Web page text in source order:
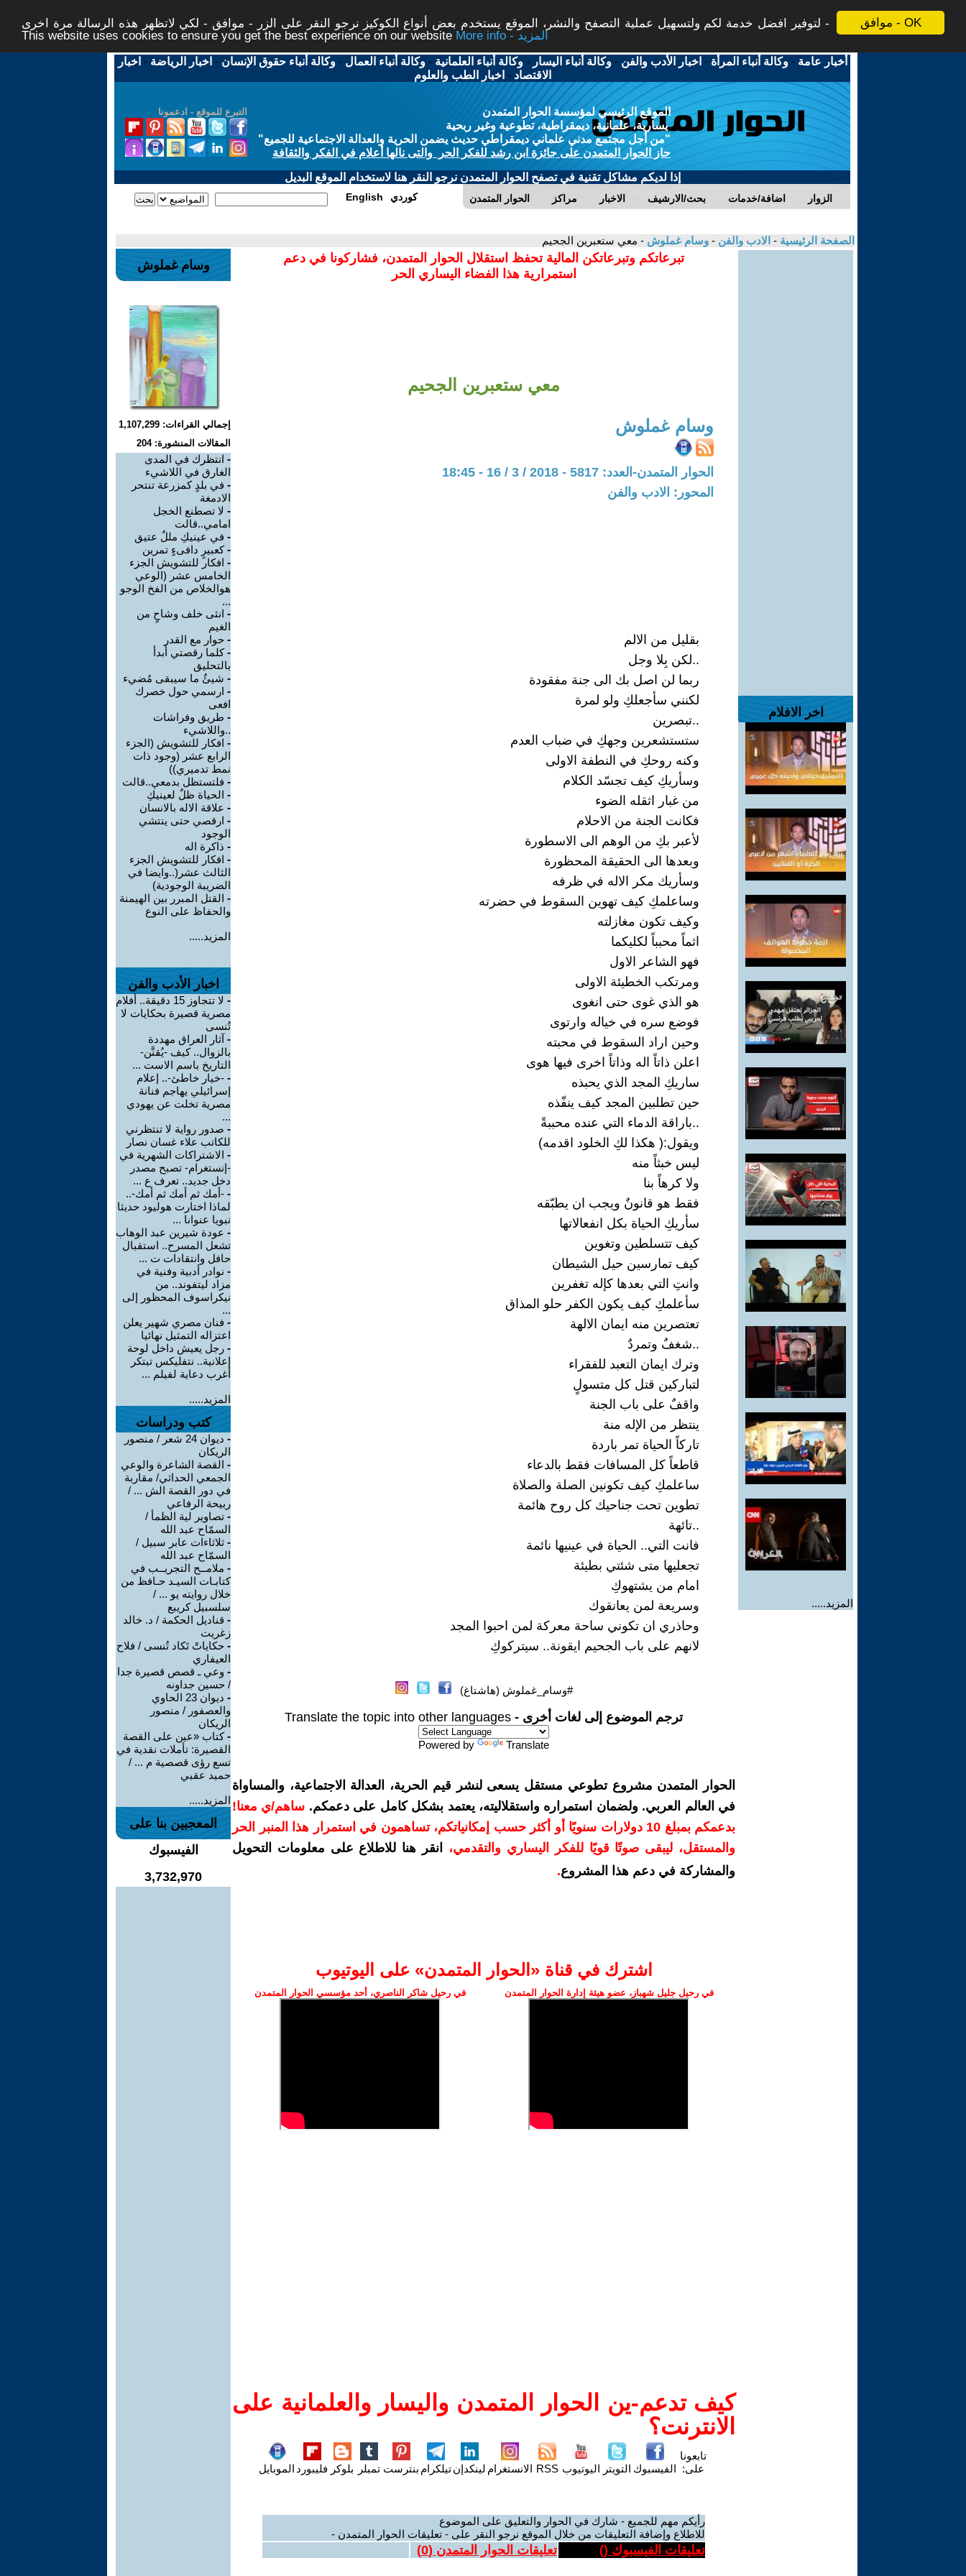
موافق - OK
لتوفير افضل خدمة لكم ولتسهيل عملية التصفح والنشر، الموقع يستخدم بعض أنواع الكوكيز نرجو النقر على الزر - موافق - لكي لاتظهر هذه الرسالة مرة اخرى -
This website uses cookies to ensure you get the best experience on our website
More info - المزيد
أخبار عامة -وكالة أنباء المرأة - اخبار الأدب والفن -وكالة أنباء اليسار -وكالة أنباء العلمانية -وكالة أنباء العمال -وكالة أنباء حقوق الإنسان - اخبار الرياضة - اخبار
الاقتصاد - اخبار الطب والعلوم
التبرع للموقع - ادعمونا
الموقع الرئيسي لمؤسسة الحوار المتمدن
يسارية، علمانية، ديمقراطية، تطوعية وغير ربحية
"من أجل مجتمع مدني علماني ديمقراطي حديث يضمن الحرية والعدالة الاجتماعية للجميع"
حاز الحوار المتمدن على جائزة ابن رشد للفكر الحر والتى نالها أعلام في الفكر والثقافة
إذا لديكم مشاكل تقنية في تصفح الحوار المتمدن نرجو النقر هنا لاستخدام الموقع البديل
الحوار المتمدن مراكز الاخبار بحث/الارشيف اضافة/خدمات الزوار English كوردي
الصفحة الرئيسية - الادب والفن - وسام غملوش - معي ستعبرين الجحيم
اخر الافلام
المزيد.....
تبرعاتكم وتبرعاتكن المالية تحفظ استقلال الحوار المتمدن، فشاركونا في دعم
استمرارية هذا الفضاء اليساري الحر
معي ستعبرين الجحيم
وسام غملوش
الحوار المتمدن-العدد: 5817 - 2018 / 3 / 16 - 18:45
المحور: الادب والفن
بقليل من الالم
..لكن بِلا وجل
ربما لن اصل بك الى جنة مفقودة
لكنني سأجعلكِ ولو لمرة
..تبصرين
ستستشعرين وجهكِ في ضباب العدم
وكنه روحكِ في النطفة الاولى
وسأريكِ كيف تجسّد الكلام
من غبار اثقله الضوء
فكانت الجنة من الاحلام
لأعبر بكِ من الوهم الى الاسطورة
وبعدها الى الحقيقة المحظورة
وسأريك مكر الاله في ظرفه
وساعلمكِ كيف تهوين السقوط في حضرته
وكيف تكون مغازلته
اثماً محبباً لكليكما
فهو الشاعر الاول
ومرتكب الخطيئة الاولى
هو الذي غوى حتى انغوى
فوضع سره في خياله وارتوى
وحين اراد السقوط في محبته
اعلن ذاتاً اله وذاتاً اخرى فيها هوى
ساريكِ المجد الذي يحبذه
حين تطلبين المجد كيف ينفّذه
..باراقة الدماء التي عنده محببةً
ويقول:( هكذا لكِ الخلود اقدمه)
ليس خبثاً منه
ولا كرهاً بنا
فقط هو قانونٌ ويجب ان يطبّقه
سأريكِ الحياة بكل انفعالاتها
كيف تتسلطين وتغوين
كيف تمارسين حيل الشيطان
وانتِ التي بعدها كإله تغفرين
سأعلمكِ كيف يكون الكفر حلو المذاق
تعتصرين منه ايمان الالهة
..شغفٌ وتمردٌ
وترك ايمان التعبد للفقراء
لتباركين قتل كل متسولٍ
واقفٌ على باب الجنة
ينتظر من الإله منة
تاركاً الحياة تمر باردة
قاطعاً كل المسافات فقط بالدعاء
ساعلمكِ كيف تكونين الصلة والصلاة
تطوين تحت جناحيك كل روح هائمة
..تائهة
فانت التي.. الحياة في عينيها نائمة
تجعليها متى شئتي بطيئة
امام من يشتهوكِ
وسريعة لمن يعانقوك
وحاذري ان تكوني ساحة معركة لمن احبوا المجد
لانهم على باب الجحيم ايقونة.. سيتركوكِ
#وسام_غملوش (هاشتاغ)
ترجم الموضوع إلى لغات أخرى - Translate the topic into other languages
Powered by Translate
الحوار المتمدن مشروع تطوعي مستقل يسعى لنشر قيم الحرية، العدالة الاجتماعية، والمساواة
في العالم العربي. ولضمان استمراره واستقلاليته، يعتمد بشكل كامل على دعمكم. ساهم/ي معنا!
بدعمكم بمبلغ 10 دولارات سنويًا أو أكثر حسب إمكانياتكم، تساهمون في استمرار هذا المنبر الحر
والمستقل، ليبقى صوتًا قويًا للفكر اليساري والتقدمي،
انقر هنا للاطلاع على معلومات التحويل
والمشاركة في دعم هذا المشروع.
اشترك في قناة ‫«الحوار المتمدن» على اليوتيوب
في رحيل جليل شهباز، عضو هيئة إدارة الحوار المتمدن في رحيل شاكر الناصري، أحد مؤسسي الحوار المتمدن
كيف تدعم-ين الحوار المتمدن واليسار والعلمانية على
الانترنت؟
تابعونا
على: الفيسبوك التويتر اليوتيوب RSS الانستغرام لينكدإنتيلكرام بنترست تمبلر بلوكر فليبورد الموبايل
رأيكم مهم للجميع - شارك في الحوار والتعليق على الموضوع
للاطلاع وإضافة التعليقات من خلال الموقع نرجو النقر على - تعليقات الحوار المتمدن -
تعليقات الفيسبوك () تعليقات الحوار المتمدن (0
)
وسام غملوش
إجمالي القراءات: 1,107,299
المقالات المنشورة: 204
- انتظرك في المدى
الغارق في اللاشيء
- في بلدٍ كمزرعة تنتحر
الادمغة
- لا تصطنع الخجل
امامي..قالت
- في عينيكِ مللٌ عتيق
-كعبيرٍ دافىءٍ تمرين
- افكار للتشويش الجزء
الخامس عشر (الوعي
هوالخلاص من الفخ الوجو
...
- انثى خلف وشاحٍ من
الغيم
- حوار مع القدر
-كلما رقصتي أبدأ
بالتحليق
- شيئٌ ما سيبقى مُضيء
- ارسمي حول خصرك
افعى
- طريق وفراشات
..واللاشيء
- افكار للتشويش (الجزء
الرابع عشر (وجود ذات
نمط تدميري))
- فلتستظل بدمعي..قالت
- الحياة ظلٌ لعينيكِ
- علاقة الاله بالانسان
- ارقصي حتى ينتشي
الوجود
- ذاكرة اله
- افكار للتشويش الجزء
الثالث عشر(..وايضا في
الضريبة الوجودية)
- القتل المبرر بين الهيمنة
والحفاظ على النوع
المزيد.....
اخبار الأدب والفن
-
لا تتجاوز 15 دقيقة.. أفلام
مصرية قصيرة بحكايات لا
تُنسى
- آثار العراق مهددة
بالزوال.. كيف -يُقنَّن-
التاريخ باسم الاست ...
- -خيار خاطئ-.. إعلام
إسرائيلي يهاجم فنانة
مصرية تخلت عن يهودي
...
- صدور رواية لا تنتظرني
للكاتب علاء غسان نصار
- الاشتراكات الشهرية في
-إنستغرام- تصبح مصدر
دخل جديد.. تعرف ع ...
- -أمك ثم أمك ثم أمك-..
لماذا اختارت هوليود حديثا
نبويا عنوانا ...
- عودة شيرين عبد الوهاب
تشعل المسرح.. استقبال
حافل وانتقادات ت ...
- نوادر أدبية وفنية في
مزاد ليتفوند.. من
نيكراسوف المحظور إلى
...
- فنان مصري شهير يعلن
اعتزاله التمثيل نهائيا
- رجل يعيش داخل لوحة
إعلانية.. نتفليكس تبتكر
أغرب دعاية لفيلم ...
المزيد.....
كتب ودراسات
-
ديوان 24 شعر / منصور
الريكان
- القصة الشاعرة والوعي
الجمعي الحداثي/ مقاربة
في دور القصة الش ... /
ربيحة الرفاعي
- تصاوير لية الظمأ /
السمّاح عبد الله
- ثلاثاءات عابر سبيل /
السمّاح عبد الله
- ملامــح التجريــب في
كتابـات السيـد حـافظ من
خلال روايته يو ... /
سلسبيل كريبع
- قناديل الحكمة / د. خالد
زغريت
- حكاياتْ تَكاد تُنسى / فلاح
العيفاري
- وعي ـ قصص قصيرة جدا
/ حسين جداونه
-
ديوان 23 الحاوي
والعصفور / منصور
الريكان
-كتاب «عين على القصة
القصيرة: تأملات نقدية في
تسع رؤى قصصية م ... /
حميد عقبي
المزيد.....
المعجبين بنا على
الفيسبوك
3,732,970